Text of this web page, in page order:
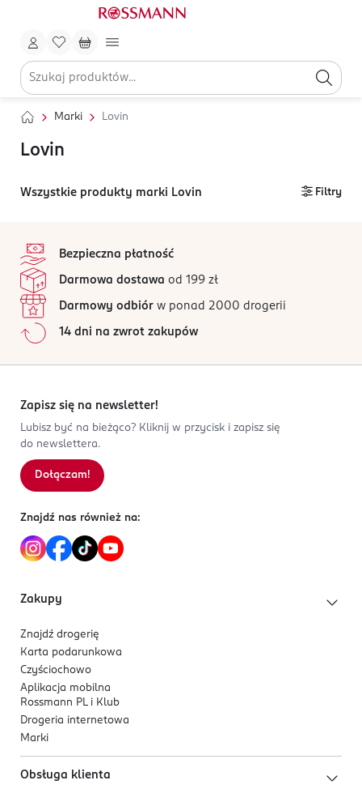
Marki Lovin
Lovin
Wszystkie produkty marki Lovin Filtry
Bezpieczna płatność
Darmowa dostawa od 199 zł
Darmowy odbiór w ponad 2000 drogerii
14 dni na zwrot zakupów
Zapisz się na newsletter!
Lubisz być na bieżąco? Kliknij w przycisk i zapisz się
do newslettera.
Dołączam!
Znajdź nas również na:
Zakupy
Znajdź drogerię
Karta podarunkowa
Czyściochowo
Aplikacja mobilna
Rossmann PL i Klub
Drogeria internetowa
Marki
Obsługa klienta